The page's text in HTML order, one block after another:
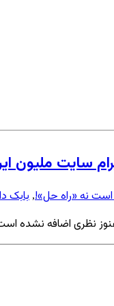
سایت ملیون
نه «راه‌ حل»!, بابک